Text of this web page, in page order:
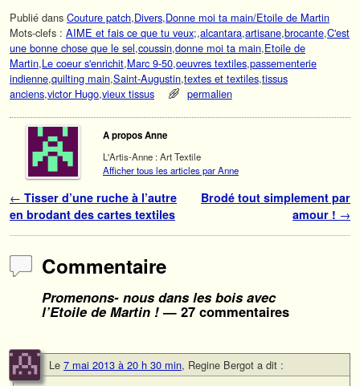
Publié dans Couture patch,Divers,Donne moi ta main/Etoile de Martin
Mots-clefs : AIME et fais ce que tu veux;,alcantara,artisane,brocante,C'est
une bonne chose que le sel,coussin,donne moi ta main,Etoile de
Martin,Le coeur s'enrichit,Marc 9-50,oeuvres textiles,passementerie
indienne,quilting main,Saint-Augustin,textes et textiles,tissus
anciens,victor Hugo,vieux tissus permalien
A propos Anne
L'Artis-Anne : Art Textile
Afficher tous les articles par Anne
Navigation des articles
← Tisser d’une ruche à l’autre
en brodant des cartes textiles
Brodé tout simplement par
amour ! →
Commentaire
Promenons- nous dans les bois avec
l’Etoile de Martin !— 27 commentaires
Le 7 mai 2013 à 20 h 30 min, Regine Bergot a dit :